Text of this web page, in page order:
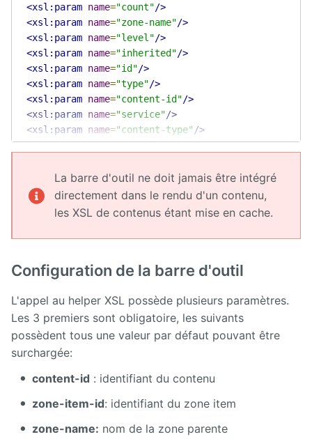
<xsl:param name="count"/>
<xsl:param name="zone-name"/>
<xsl:param name="level"/>
<xsl:param name="inherited"/>
<xsl:param name="id"/>
<xsl:param name="type"/>
<xsl:param name="content-id"/>
<xsl:param name="service" />
<xsl:param name="content-type" />
<xsl:choose>
<xsl:when test= "$zone-name = 'aside-top' or
<!-- Small version of toolbar -->
<xsl:with-param name="content-id" select
<xsl:with-param name= "zone-item-id"
</xsl:call-template>
</xsl:when>
<xsl:otherwise>
<!-- Default toolbar for default zone -->
<xsl:call-template
<xsl:with-param
name="content-id"
<xsl:with-param
name="zone-item-id"
</xsl:otherwise>
La barre d'outil ne doit jamais être intégré
directement dans le rendu d'un contenu,
les XSL de contenus étant mise en cache.
Configuration de la barre d'outil
L'appel au helper XSL possède plusieurs paramètres.
Les 3 premiers sont obligatoire, les suivants
possèdent tous une valeur par défaut pouvant être
surchargée:
content-id : identifiant du contenu
zone-item-id: identifiant du zone item
zone-name: nom de la zone parente